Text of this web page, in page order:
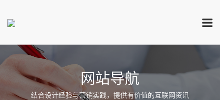
网站导航
结合设计经验与营销实践，提供有价值的互联网资讯